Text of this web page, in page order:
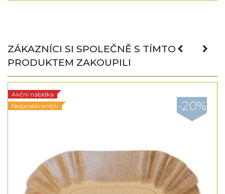
ZÁKAZNÍCI SI SPOLEČNĚ S TÍMTO
PRODUKTEM ZAKOUPILI
Akční nabídka
Nejprodávanější
-20%